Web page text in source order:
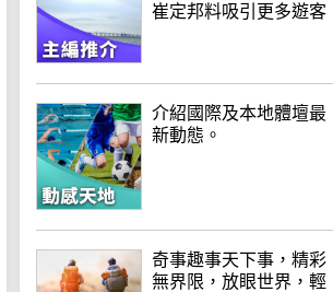
崔定邦料吸引更多遊客
介紹國際及本地體壇最
新動態。
奇事趣事天下事，精彩
無界限，放眼世界，輕